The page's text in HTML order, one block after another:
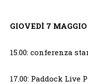
GIOVEDÌ 7 MAGGIO
15.00: conferenza
17.00: Paddock Live